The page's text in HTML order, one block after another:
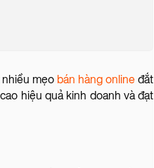
mẹo bán hàng online đắt
hiệu quả kinh doanh và đạt